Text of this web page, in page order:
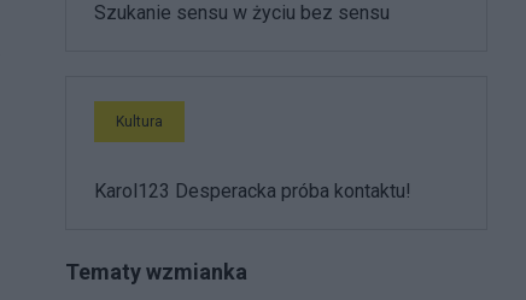
Szukanie sensu w życiu bez sensu
Kultura
Karol123 Desperacka próba kontaktu!
Tematy wzmianka